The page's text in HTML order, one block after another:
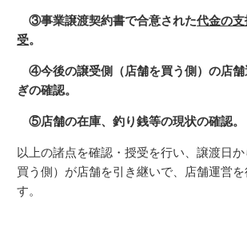
③事業譲渡契約書で合意された代金の
受。
④今後の譲受側（店舗を買う側）の店
ぎの確認。
⑤店舗の在庫、釣り銭等の現状の確認。
以上の諸点を確認・授受を行い、譲渡日
買う側）が店舗を引き継いで、店舗運営
す。